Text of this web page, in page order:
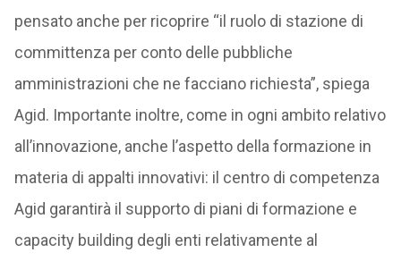
pensato anche per ricoprire “il ruolo di stazione di
committenza per conto delle pubbliche
amministrazioni che ne facciano richiesta”, spiega
Agid. Importante inoltre, come in ogni ambito relativo
all’innovazione, anche l’aspetto della formazione in
materia di appalti innovativi: il centro di competenza
Agid garantirà il supporto di piani di formazione e
capacity building degli enti relativamente al